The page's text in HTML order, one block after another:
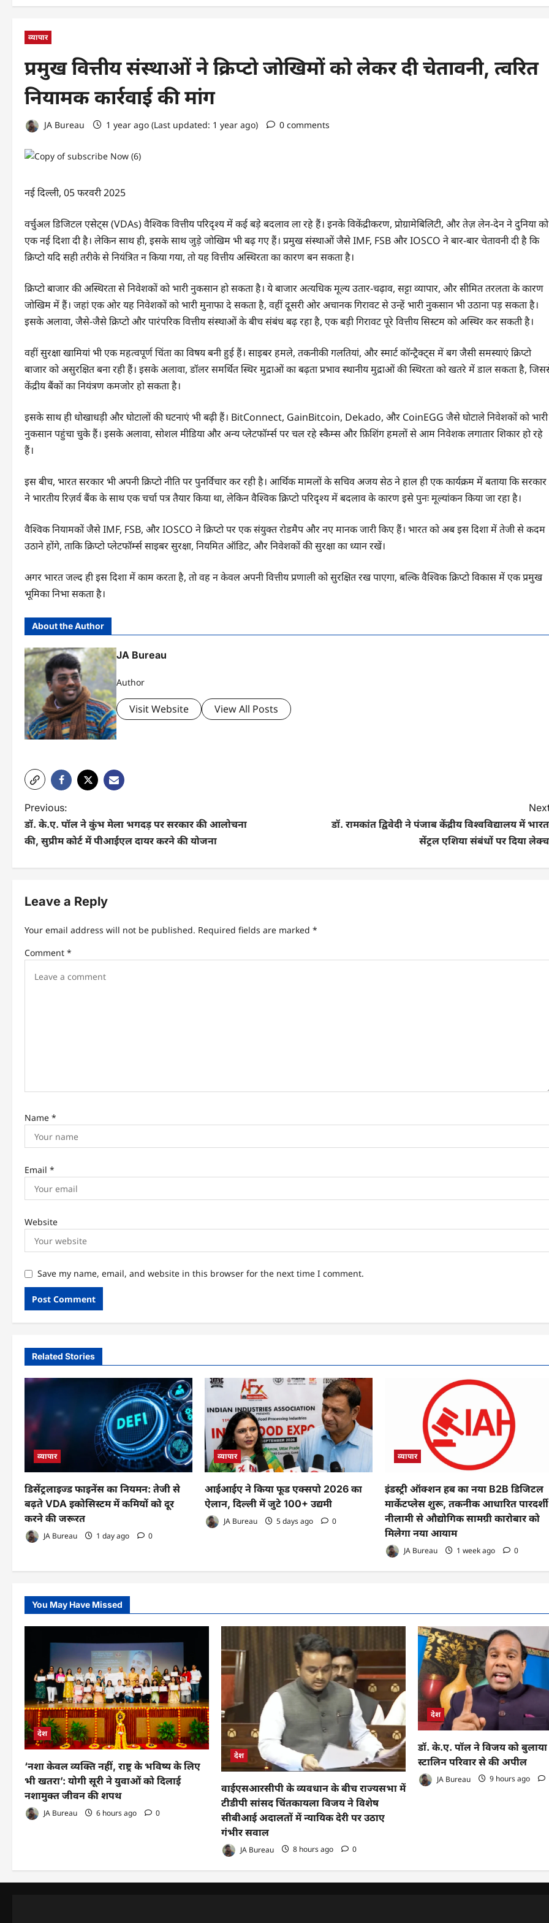
व्यापार
प्रमुख वित्तीय संस्थाओं ने क्रिप्टो जोखिमों को लेकर दी चेतावनी, त्वरित
नियामक कार्रवाई की मांग
JA Bureau 1 year ago (Last updated: 1 year ago) 0 comments
नई दिल्ली, 05 फरवरी 2025
वर्चुअल डिजिटल एसेट्स (VDAs) वैश्विक वित्तीय परिदृश्य में कई बड़े बदलाव ला रहे हैं। इनके विकेंद्रीकरण, प्रोग्रामेबिलिटी, और तेज़ लेन-देन ने दुनिया को
एक नई दिशा दी है। लेकिन साथ ही, इसके साथ जुड़े जोखिम भी बढ़ गए हैं। प्रमुख संस्थाओं जैसे IMF, FSB और IOSCO ने बार-बार चेतावनी दी है कि
क्रिप्टो यदि सही तरीके से नियंत्रित न किया गया, तो यह वित्तीय अस्थिरता का कारण बन सकता है।
क्रिप्टो बाजार की अस्थिरता से निवेशकों को भारी नुकसान हो सकता है। ये बाजार अत्यधिक मूल्य उतार-चढ़ाव, सट्टा व्यापार, और सीमित तरलता के कारण
जोखिम में हैं। जहां एक ओर यह निवेशकों को भारी मुनाफा दे सकता है, वहीं दूसरी ओर अचानक गिरावट से उन्हें भारी नुकसान भी उठाना पड़ सकता है।
इसके अलावा, जैसे-जैसे क्रिप्टो और पारंपरिक वित्तीय संस्थाओं के बीच संबंध बढ़ रहा है, एक बड़ी गिरावट पूरे वित्तीय सिस्टम को अस्थिर कर सकती है।
वहीं सुरक्षा खामियां भी एक महत्वपूर्ण चिंता का विषय बनी हुई हैं। साइबर हमले, तकनीकी गलतियां, और स्मार्ट कॉन्ट्रैक्ट्स में बग जैसी समस्याएं क्रिप्टो
बाजार को असुरक्षित बना रही हैं। इसके अलावा, डॉलर समर्थित स्थिर मुद्राओं का बढ़ता प्रभाव स्थानीय मुद्राओं की स्थिरता को खतरे में डाल सकता है,
केंद्रीय बैंकों का नियंत्रण कमजोर हो सकता है।
इसके साथ ही धोखाधड़ी और घोटालों की घटनाएं भी बढ़ी हैं। BitConnect, GainBitcoin, Dekado, और CoinEGG जैसे घोटाले निवेशकों को भारी
नुकसान पहुंचा चुके हैं। इसके अलावा, सोशल मीडिया और अन्य प्लेटफॉर्म्स पर चल रहे स्कैम्स और फ़िशिंग हमलों से आम निवेशक लगातार शिकार हो रहे
हैं।
इस बीच, भारत सरकार भी अपनी क्रिप्टो नीति पर पुनर्विचार कर रही है। आर्थिक मामलों के सचिव अजय सेठ ने हाल ही एक कार्यक्रम में बताया कि सरकार
ने भारतीय रिज़र्व बैंक के साथ एक चर्चा पत्र तैयार किया था, लेकिन वैश्विक क्रिप्टो परिदृश्य में बदलाव के कारण इसे पुनः मूल्यांकन किया जा रहा है।
वैश्विक नियामकों जैसे IMF, FSB, और IOSCO ने क्रिप्टो पर एक संयुक्त रोडमैप और नए मानक जारी किए हैं। भारत को अब इस दिशा में तेजी से कदम
उठाने होंगे, ताकि क्रिप्टो प्लेटफॉर्म्स साइबर सुरक्षा, नियमित ऑडिट, और निवेशकों की सुरक्षा का ध्यान रखें।
अगर भारत जल्द ही इस दिशा में काम करता है, तो वह न केवल अपनी वित्तीय प्रणाली को सुरक्षित रख पाएगा, बल्कि वैश्विक क्रिप्टो विकास में एक प्रमुख
भूमिका निभा सकता है।
About the Author
JA Bureau
Author
Visit Website View All Posts
P
o
n
i
n
Previous:
डॉ. के.ए. पॉल ने कुंभ मेला भगदड़ पर सरकार की आलोचना
की, सुप्रीम कोर्ट में पीआईएल दायर करने की योजना
डॉ. रामकांत द्विवेदी ने पंजाब केंद्रीय विश्वविद्यालय में
सेंट्रल एशिया संबंधों पर दिया
Leave a Reply
Your email address will not be published. Required fields are marked *
Comment *
Name *
Email *
Website
Save my name, email, and website in this browser for the next time I comment.
Related Stories
व्यापार
डिसेंट्रलाइज्ड फाइनेंस का नियमन: तेजी से
बढ़ते VDA इकोसिस्टम में कमियों को दूर
करने की जरूरत
JA Bureau 1 day ago 0
व्यापार
आईआईए ने किया फूड एक्सपो 2026 का
ऐलान, दिल्ली में जुटे 100+ उद्यमी
JA Bureau 5 days ago 0
व्यापार
इंडस्ट्री ऑक्शन हब का नया B2B डिजिटल
मार्केटप्लेस शुरू, तकनीक आधारित पारदर्शी
नीलामी से औद्योगिक सामग्री कारोबार को
मिलेगा नया आयाम
JA Bureau 1 week ago 0
You May Have Missed
देश
‘नशा केवल व्यक्ति नहीं, राष्ट्र के भविष्य के लिए
भी खतरा’: योगी सूरी ने युवाओं को दिलाई
नशामुक्त जीवन की शपथ
JA Bureau 6 hours ago 0
देश
वाईएसआरसीपी के व्यवधान के बीच राज्यसभा में
टीडीपी सांसद चिंतकायला विजय ने विशेष
सीबीआई अदालतों में न्यायिक देरी पर उठाए
गंभीर सवाल
JA Bureau 8 hours ago 0
देश
डॉ. के.ए. पॉल ने विजय को
स्टालिन परिवार से की अपील
JA Bureau 9 hours ago